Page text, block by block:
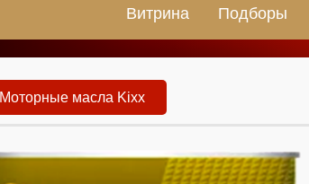
Витрина Подборы
Моторные масла Kixx